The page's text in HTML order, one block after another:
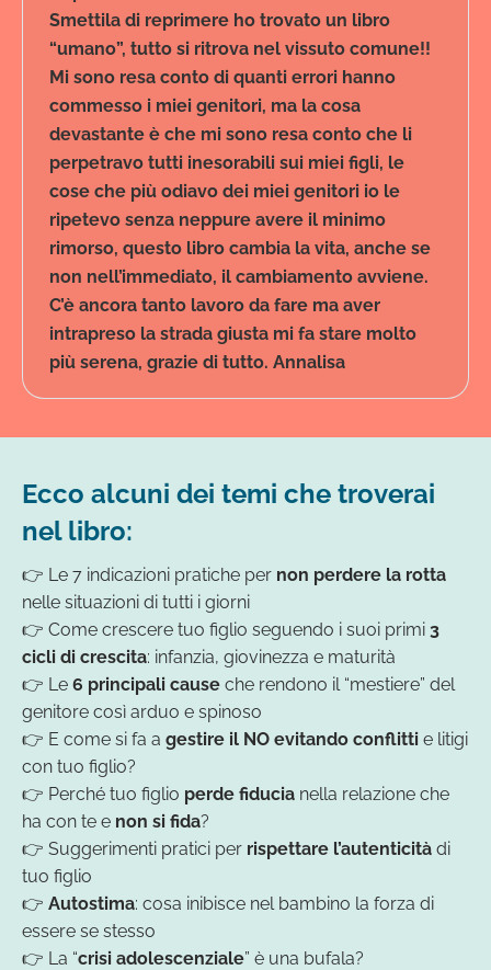
Smettila di reprimere ho trovato un libro
“umano”, tutto si ritrova nel vissuto comune!!
Mi sono resa conto di quanti errori hanno
commesso i miei genitori, ma la cosa
devastante è che mi sono resa conto che li
perpetravo tutti inesorabili sui miei figli, le
cose che più odiavo dei miei genitori io le
ripetevo senza neppure avere il minimo
rimorso, questo libro cambia la vita, anche se
non nell’immediato, il cambiamento avviene.
C’è ancora tanto lavoro da fare ma aver
intrapreso la strada giusta mi fa stare molto
più serena, grazie di tutto. Annalisa
Ecco alcuni dei temi che troverai
nel libro:
👉 Le 7 indicazioni pratiche per non perdere la rotta
nelle situazioni di tutti i giorni
👉 Come crescere tuo figlio seguendo i suoi primi 3
cicli di crescita: infanzia, giovinezza e maturità
👉 Le 6 principali cause che rendono il “mestiere” del
genitore così arduo e spinoso
👉 E come si fa a gestire il NO evitando conflitti e litigi
con tuo figlio?
👉 Perché tuo figlio perde fiducia nella relazione che
ha con te e non si fida?
👉 Suggerimenti pratici per rispettare l’autenticità di
tuo figlio
👉 Autostima: cosa inibisce nel bambino la forza di
essere se stesso
👉 La “crisi adolescenziale” è una bufala?